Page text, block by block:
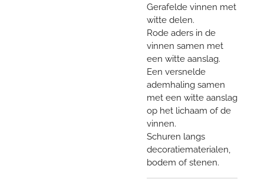
Gerafelde vinnen met
witte delen.
Rode aders in de
vinnen samen met
een witte aanslag.
Een versnelde
ademhaling samen
met een witte aanslag
op het lichaam of de
vinnen.
Schuren langs
decoratiematerialen,
bodem of stenen.